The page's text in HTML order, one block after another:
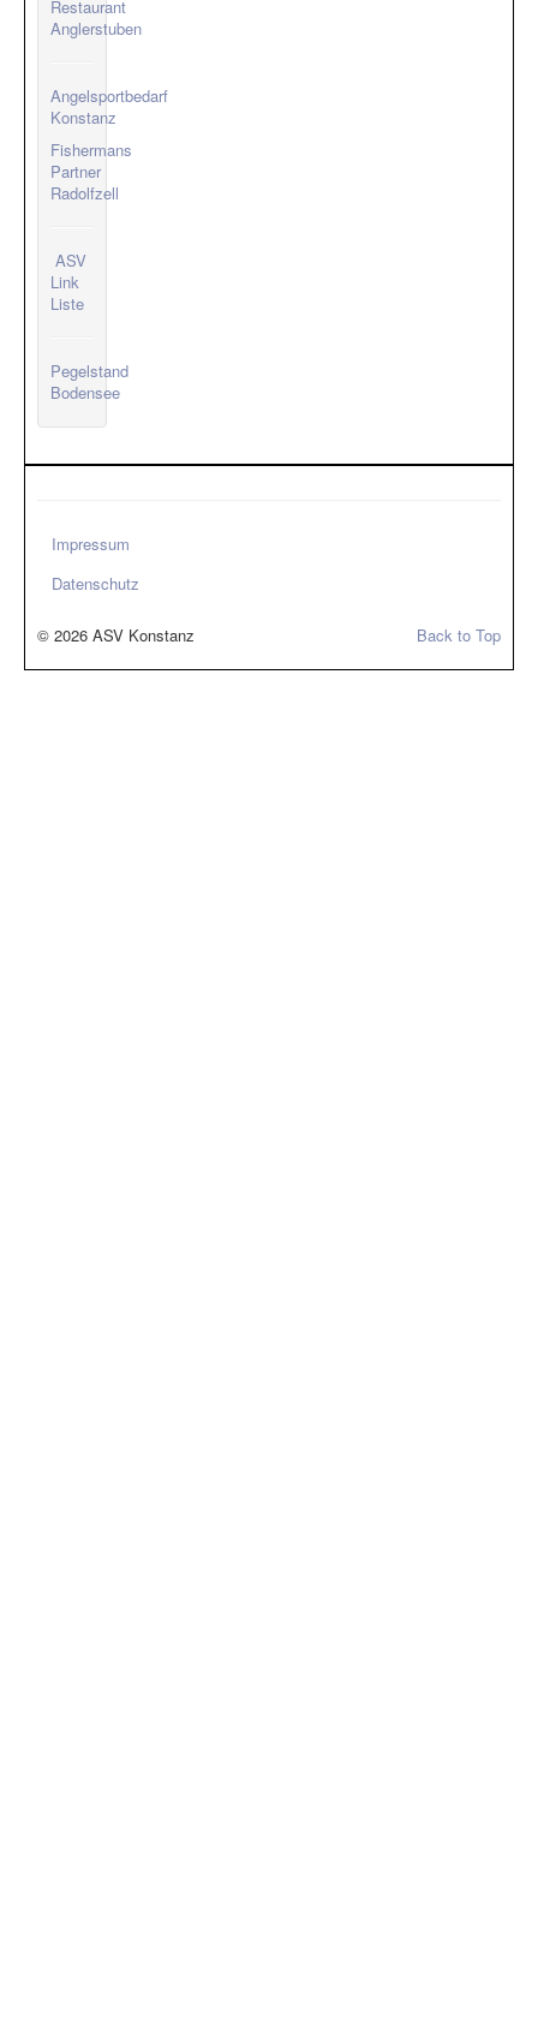
Restaurant
Anglerstuben
Angelsportbedarf
Konstanz
Fishermans
Partner
Radolfzell
ASV
Link
Liste
Pegelstand
Bodensee
Impressum
Datenschutz
Back to Top
© 2026 ASV Konstanz